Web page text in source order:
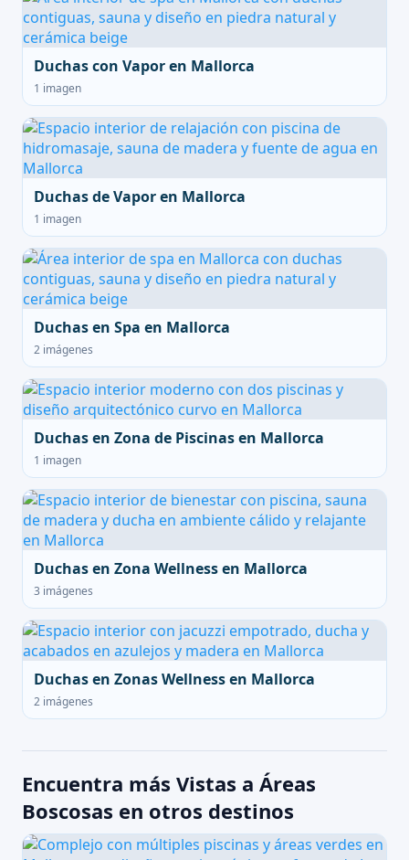
Duchas con Vapor en Mallorca
1 imagen
Duchas de Vapor en Mallorca
1 imagen
Duchas en Spa en Mallorca
2 imágenes
Duchas en Zona de Piscinas en Mallorca
1 imagen
Duchas en Zona Wellness en Mallorca
3 imágenes
Duchas en Zonas Wellness en Mallorca
2 imágenes
Encuentra más Vistas a Áreas
Boscosas en otros destinos